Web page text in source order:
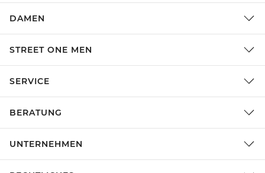
DAMEN
STREET ONE MEN
SERVICE
BERATUNG
UNTERNEHMEN